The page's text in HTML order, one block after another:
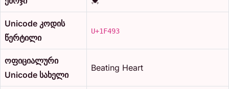
Unicode კოდის
წერტილი
U+1F493
ოფიციალური
Unicode სახელი
Beating Heart